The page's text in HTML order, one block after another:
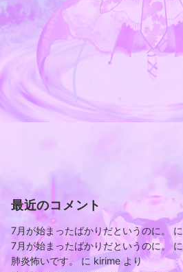
最近のコメント
7月が始まったばかりだというのに。 に
7月が始まったばかりだというのに。 に
肺炎怖いです。 に kirimeより